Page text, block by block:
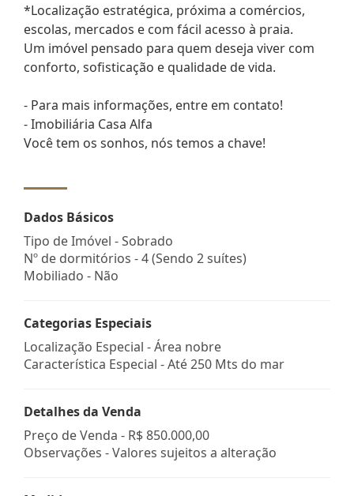
*Localização estratégica, próxima a comércios,
escolas, mercados e com fácil acesso à praia.
Um imóvel pensado para quem deseja viver com
conforto, sofisticação e qualidade de vida.
- Para mais informações, entre em contato!
- Imobiliária Casa Alfa
Você tem os sonhos, nós temos a chave!
Dados Básicos
Tipo de Imóvel - Sobrado
Nº de dormitórios - 4 (Sendo 2 suítes)
Mobiliado - Não
Categorias Especiais
Localização Especial - Área nobre
Característica Especial - Até 250 Mts do mar
Detalhes da Venda
Preço de Venda - R$ 850.000,00
Observações - Valores sujeitos a alteração